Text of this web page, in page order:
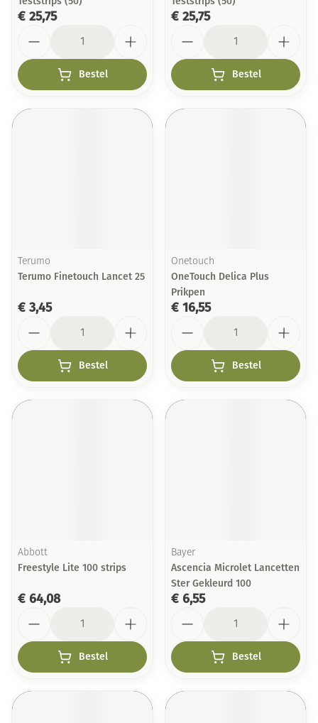
€ 25,75
Bestel
€ 25,75
Bestel
Terumo
Terumo Finetouch Lancet 25
€ 3,45
Bestel
Onetouch
OneTouch Delica Plus
Prikpen
€ 16,55
Bestel
Abbott
Freestyle Lite 100 strips
€ 64,08
Bestel
Bayer
Ascencia Microlet Lancetten
Ster Gekleurd 100
€ 6,55
Bestel